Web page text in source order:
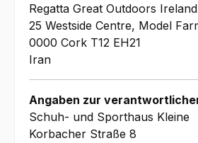
Regatta Great Outdoors
25 Westside Centre, Model
0000 Cork T12 EH21
Iran
Angaben zur
Schuh- und Sporthaus Kleine
Korbacher Straße 8